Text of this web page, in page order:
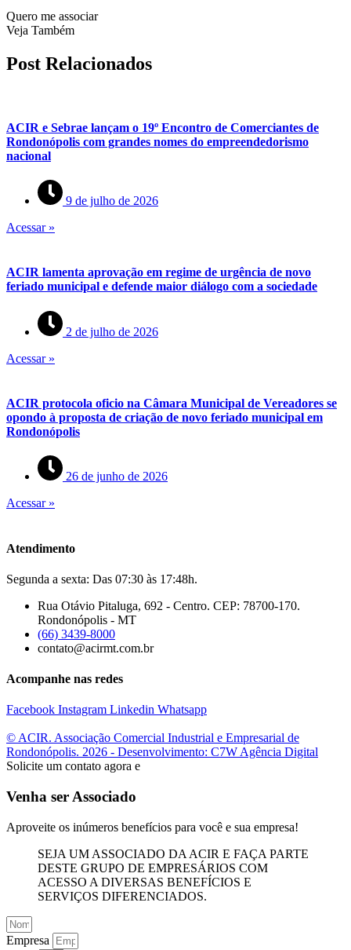
Quero me associar
Veja Também
Post Relacionados
ACIR e Sebrae lançam o 19º Encontro de Comerciantes de
Rondonópolis com grandes nomes do empreendedorismo
nacional
9 de julho de 2026
Acessar »
ACIR lamenta aprovação em regime de urgência de novo
feriado municipal e defende maior diálogo com a sociedade
2 de julho de 2026
Acessar »
ACIR protocola oficio na Câmara Municipal de Vereadores se
opondo à proposta de criação de novo feriado municipal em
Rondonópolis
26 de junho de 2026
Acessar »
Atendimento
Segunda a sexta: Das 07:30 às 17:48h.
Rua Otávio Pitaluga, 692 - Centro. CEP: 78700-170.
Rondonópolis - MT
(66) 3439-8000
contato@acirmt.com.br
Acompanhe nas redes
Facebook Instagram Linkedin Whatsapp
© ACIR. Associação Comercial Industrial e Empresarial de
Rondonópolis. 2026 - Desenvolvimento: C7W Agência Digital
Solicite um contato agora e
Venha ser Associado
Aproveite os inúmeros benefícios para você e sua empresa!
SEJA UM ASSOCIADO DA ACIR E FAÇA PARTE
DESTE GRUPO DE EMPRESÁRIOS COM
ACESSO A DIVERSAS BENEFÍCIOS E
SERVIÇOS DIFERENCIADOS.
Empresa